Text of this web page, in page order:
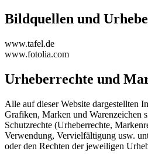
Bildquellen und
www.tafel.de
www.fotolia.com
Urheberrechte und
Alle auf dieser Website dargestellten
Grafiken, Marken und Warenzeichen
Schutzrechte (Urheberrechte,
Verwendung, Vervielfältigung usw.
oder den Rechten der jeweiligen